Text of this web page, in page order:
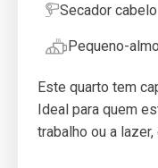
Secador cabelo
Pequeno-
Este quarto tem
Ideal para quem
trabalho ou a